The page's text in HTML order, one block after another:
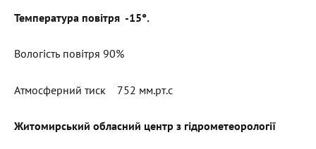
Температура повітря -15°.
Вологість повітря 90%
Атмосферний тиск 752 мм.рт.с
Житомирський обласний центр з гідрометеорології